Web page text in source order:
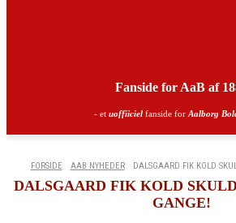
Fanside for AaB af
- et uoffiiciel fanside for Aalborg
FORSIDE AAB NYHEDER DALSGAARD FIK KOLD
DALSGAARD FIK KOLD
GANGE!